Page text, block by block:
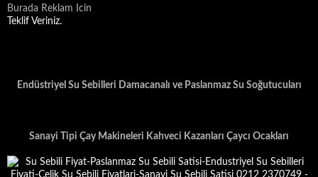
Burada Reklam Icin
Teklif Veriniz.
Endüstriyel Su Sebilleri Damacanalı ve Paslanmaz Su Soğutucuları
Sanayi Tipi Çay Makineleri Kahveci Kazanları Çaycı Ocakları